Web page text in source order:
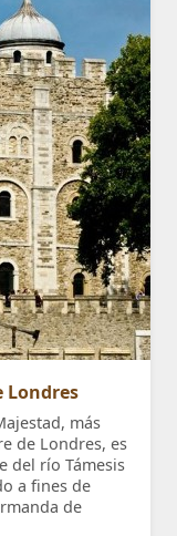
Londres
más
de Londres, es
del río Támesis
a fines de
de